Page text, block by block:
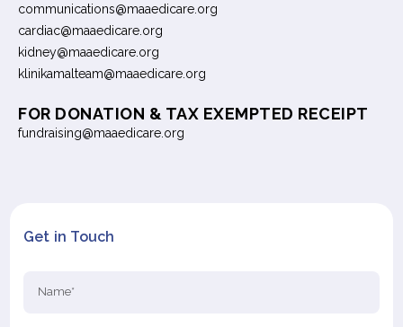
communications@maaedicare.org
cardiac@maaedicare.org
kidney@maaedicare.org
klinikamalteam@maaedicare.org
FOR DONATION & TAX EXEMPTED RECEIPT
fundraising@maaedicare.org
Get in Touch